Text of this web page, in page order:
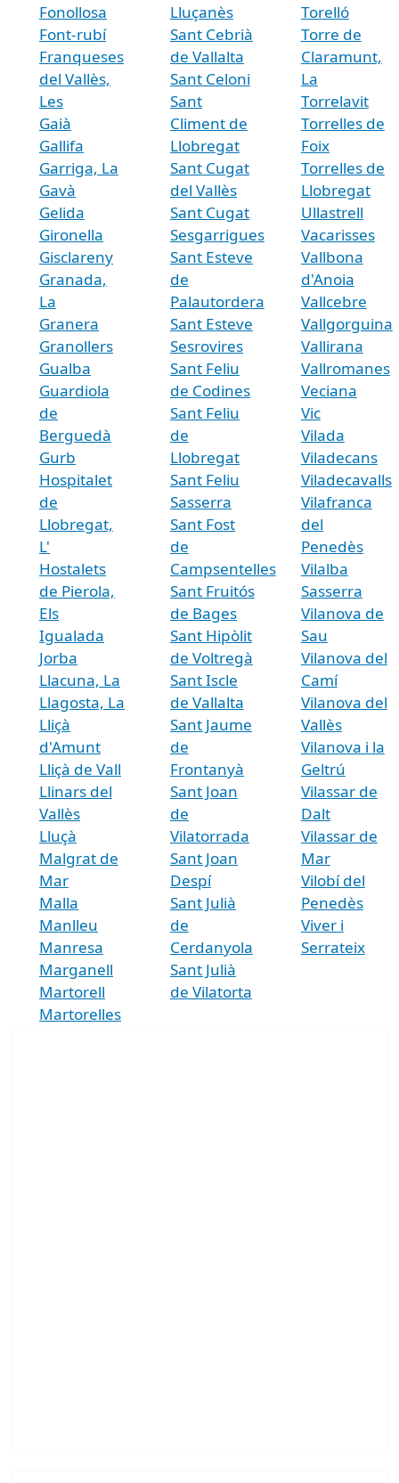
Fonollosa
Font-rubí
Franqueses
del Vallès,
Les
Gaià
Gallifa
Garriga, La
Gavà
Gelida
Gironella
Gisclareny
Granada,
La
Granera
Granollers
Gualba
Guardiola
de
Berguedà
Gurb
Hospitalet
de
Llobregat,
L'
Hostalets
de Pierola,
Els
Igualada
Jorba
Llacuna, La
Llagosta, La
Lliçà
d'Amunt
Lliçà de Vall
Llinars del
Vallès
Lluçà
Malgrat de
Mar
Malla
Manlleu
Manresa
Marganell
Martorell
Martorelles
Lluçanès
Sant Cebrià
de Vallalta
Sant Celoni
Sant
Climent de
Llobregat
Sant Cugat
del Vallès
Sant Cugat
Sesgarrigues
Sant Esteve
de
Palautordera
Sant Esteve
Sesrovires
Sant Feliu
de Codines
Sant Feliu
de
Llobregat
Sant Feliu
Sasserra
Sant Fost
de
Campsentelles
Sant Fruitós
de Bages
Sant Hipòlit
de Voltregà
Sant Iscle
de Vallalta
Sant Jaume
de
Frontanyà
Sant Joan
de
Vilatorrada
Sant Joan
Despí
Sant Julià
de
Cerdanyola
Sant Julià
de Vilatorta
Torelló
Torre de
Claramunt,
La
Torrelavit
Torrelles de
Foix
Torrelles de
Llobregat
Ullastrell
Vacarisses
Vallbona
d'Anoia
Vallcebre
Vallgorguina
Vallirana
Vallromanes
Veciana
Vic
Vilada
Viladecans
Viladecavalls
Vilafranca
del
Penedès
Vilalba
Sasserra
Vilanova de
Sau
Vilanova del
Camí
Vilanova del
Vallès
Vilanova i la
Geltrú
Vilassar de
Dalt
Vilassar de
Mar
Vilobí del
Penedès
Viver i
Serrateix